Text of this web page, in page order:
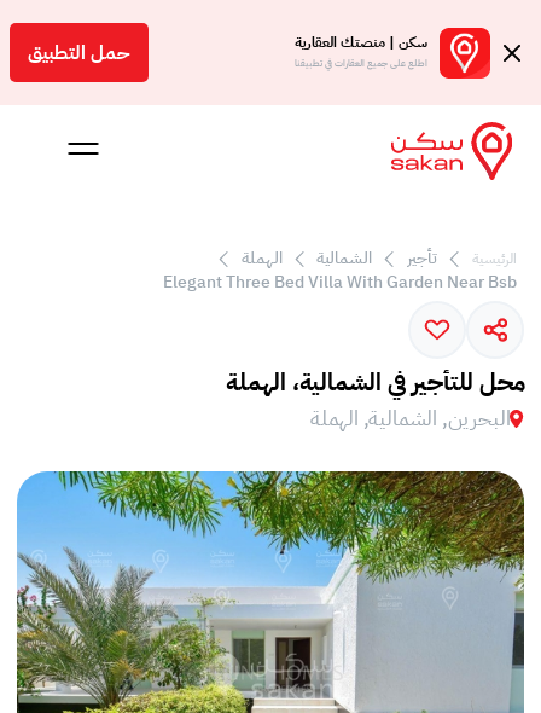
سكن | منصتك العقارية
اطلع على جميع العقارات في تطبيقنا حمل التطبيق
بالعمولة
الرئيسية تأجير الشمالية
الهملة
Elegant Three Bed Villa With Garden Near Bsb
محل للتأجير في الشمالية، الهملة
البحرين, الشمالية, الهملة